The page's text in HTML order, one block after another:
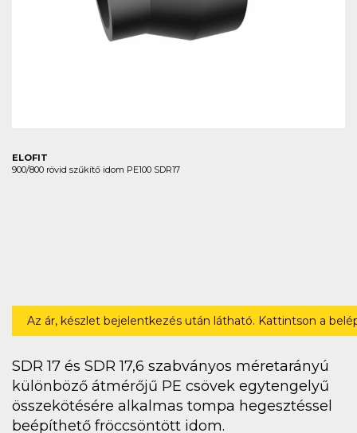
ELOFIT
900/800 rövid szűkítő idom PE100 SDR17
Az ár, készlet bejelentkezés után látható. Kattintson a
SDR 17 és SDR 17,6 szabványos méretarányú
különböző átmérőjű PE csövek egytengelyű
összekötésére alkalmas tompa hegesztéssel
beépíthető fröccsöntött idom.